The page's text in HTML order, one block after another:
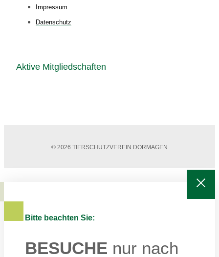
Impressum
Datenschutz
Aktive Mitgliedschaften
© 2026 TIERSCHUTZVEREIN DORMAGEN
Bitte beachten Sie:
BESUCHE nur nach